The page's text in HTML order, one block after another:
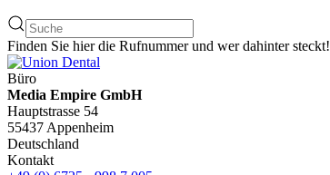
Finden Sie hier die Rufnummer und wer dahinter steckt!
Büro
Media Empire GmbH
Hauptstrasse 54
55437 Appenheim
Deutschland
Kontakt